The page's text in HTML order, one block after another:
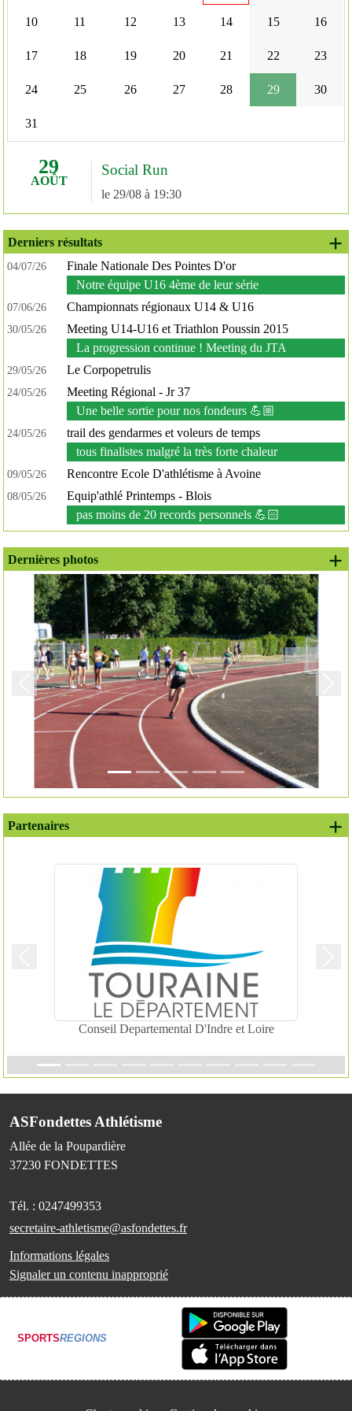
10 11 12 13 14 15 16
17 18 19 20 21 22 23
24 25 26 27 28 29 30
31
29
AOÛT
Social Run
le 29/08 à 19:30
Derniers résultats
04/07/26
Finale Nationale Des Pointes D'or
Notre équipe U16 4ème de leur série
07/06/26 Championnats régionaux U14 & U16
30/05/26
Meeting U14-U16 et Triathlon Poussin 2015
La progression continue ! Meeting du JTA
29/05/26 Le Corpopetrulis
24/05/26
Meeting Régional - Jr 37
Une belle sortie pour nos fondeurs 💪🏼
24/05/26
trail des gendarmes et voleurs de temps
tous finalistes malgré la très forte chaleur
09/05/26 Rencontre Ecole D'athlétisme à Avoine
08/05/26
Equip'athlé Printemps - Blois
pas moins de 20 records personnels 💪🏻
+
Dernières photos
Précedent
+
Partenaires
Conseil Departemental D'Indre et Loire
+
ASFondettes Athlétisme
Allée de la Poupardière
37230 FONDETTES
Tél. : 0247499353
secretaire-athletisme@asfondettes.fr
Informations légales
Signaler un contenu inapproprié
SPORTSREGIONS